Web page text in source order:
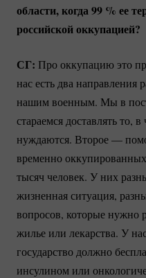
области, когда99 % ее
российской оккупацией?
СГ: Про оккупацию это
нас есть два
нашим военным. Мы в
стараемся доставлять
нуждаются. Второе —
временно
тысяч человек. У них
жизненная ситуация,
вопросов, которые
жилье или лекарства. У
государство должно
инсулином или